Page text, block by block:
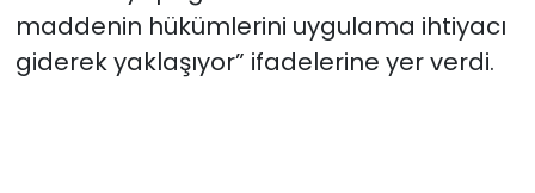
maddenin hükümlerini uygulama ihtiyacı
giderek yaklaşıyor” ifadelerine yer verdi.